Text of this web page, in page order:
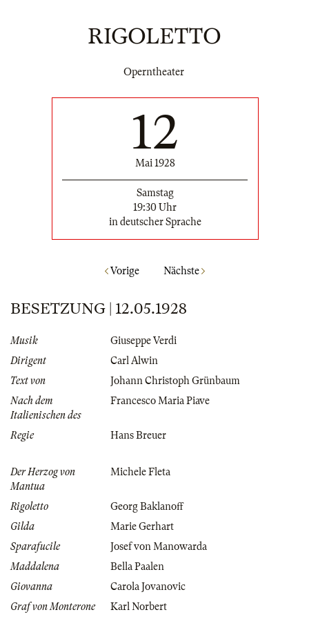
RIGOLETTO
Operntheater
12
Mai 1928
Samstag
19:30 Uhr
in deutscher Sprache
Vorige Nächste
BESETZUNG | 12.05.1928
Musik
Giuseppe Verdi
Dirigent
Carl Alwin
Text von
Johann Christoph Grünbaum
Nach dem
Italienischen des
Francesco Maria Piave
Regie Hans Breuer
Der Herzog von
Mantua
Michele Fleta
Rigoletto
Georg Baklanoff
Gilda
Marie Gerhart
Sparafucile
Josef von Manowarda
Maddalena
Bella Paalen
Giovanna
Carola Jovanovic
Graf von Monterone
Karl Norbert